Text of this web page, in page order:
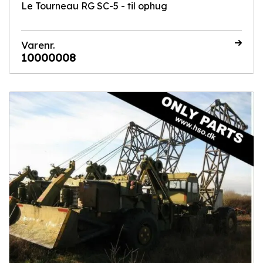
Le Tourneau RG SC-5 - til ophug
Varenr.
10000008